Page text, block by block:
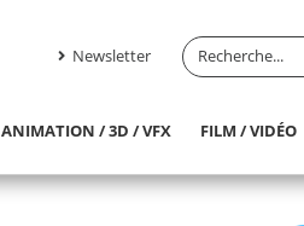
Newsletter
ANIMATION / 3D / VFX FILM / VIDÉO